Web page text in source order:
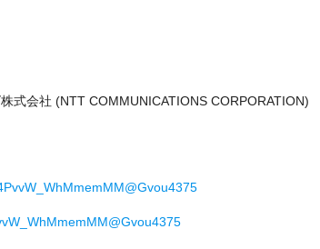
会社 (NTT COMMUNICATIONS CORPORATION)